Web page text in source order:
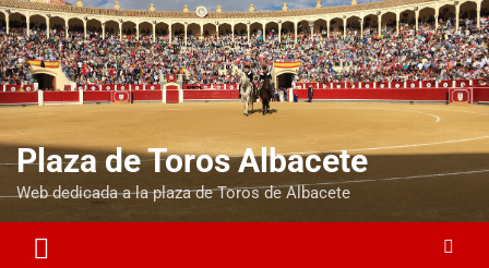
Plaza de Toros Albacete
Web dedicada a la plaza de Toros de Albacete